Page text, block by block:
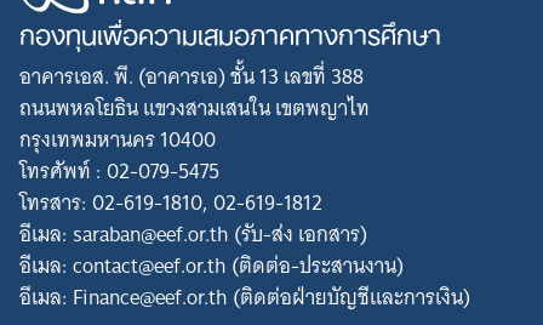
กองทุนเพื่อความเสมอภาคทางการศึกษา
อาคารเอส. พี. (อาคารเอ) ชั้น 13 เลขที่ 388
ถนนพหลโยธิน แขวงสามเสนใน เขตพญาไท
กรุงเทพมหานคร 10400
โทรศัพท์ : 02-079-5475
โทรสาร: 02-619-1810, 02-619-1812
อีเมล: saraban@eef.or.th (รับ-ส่ง เอกสาร)
อีเมล: contact@eef.or.th (ติดต่อ-ประสานงาน)
อีเมล: Finance@eef.or.th (ติดต่อฝ่ายบัญชีและการเงิน)